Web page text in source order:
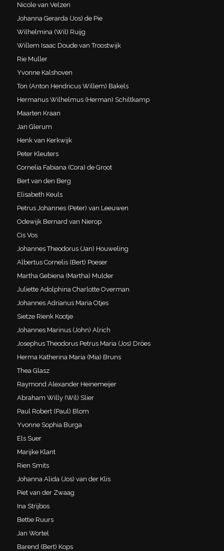
Nicole van Velzen
Johanna Gerarda (Jos) de Pie
Wilhelmina (Wil) Ruijg
Willem Isaac Doude van Troostwijk
Rie Muller
Yvonne Kalshoven
Ton (Anton Hendricus Willem) Bakels
Hermanus Wilhelmus (Herman) Schiltkamp
Maarten Kraan
Jan Glerum
Henk van Kerkwijk
Peter Kleuters
Cornelia Fabiana (Cora) de Groot
Bert van den Berg
Elisabeth Keuls
Petrus Johannes (Peter) van Leeuwen
Odewijk Bernard van Nierop
Cis Vos
Johannes Theodorus (Jan) Houweling
Albertus Cornelis (Bert) Poeser
Martha Gebiena (Martha) Mulder
Juliette Adolphina Charlotte Overman
Johannes Adrianus Maria Otjes
Sietze Rienk Kootje
Johannes Marinus (John) Alrich
Josephus Theodorus Petrus Maria (Jos) Dröes
Herma Katherina Maria (Mia) Bruns
Thea Glasz
Raymond Alexander Heinemeijer
Abraham Willy (Wil) Slier
Paul Robert (Paul) Blom
Yvonne Sophia Burga
Els Suer
Marijke Klant
Rien Smits
Johanna Alida (Jos) van der Klis
Piet van der Zwaag
Ina Strijbos
Bettie Ruurs
Jan Wortel
Barend (Bert) Kops